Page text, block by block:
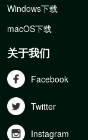
Windows下载
macOS下载
关于我们
Facebook
Twitter
Instagram